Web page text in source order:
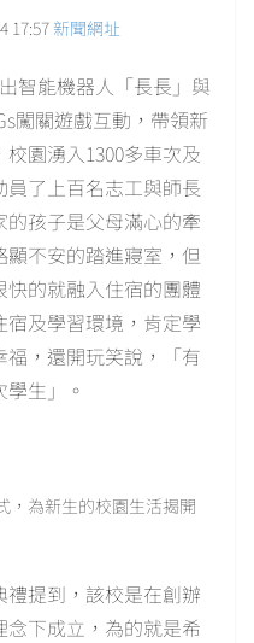
17:57 新聞網址
智能機器人「長長」與
闖關遊戲互動，帶領新
園湧入1300多車次及
員了上百名志工與師長
孩子是父母滿心的牽
不安的踏進寢室，但
的就融入住宿的團體
及學習環境，肯定學
，還開玩笑說，「有
生」。
，為新生的校園生活揭開
提到，該校是在創辦
下成立，為的就是希